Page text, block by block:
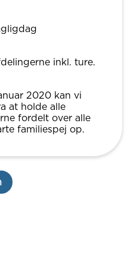
inkl. ture.
2020 kan vi
at holde alle
fordelt over alle
familiespej op.